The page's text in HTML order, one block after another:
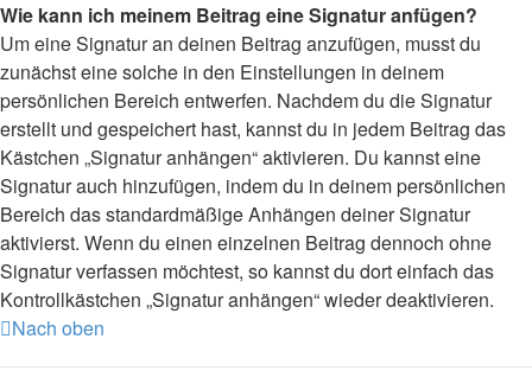
Wie kann ich meinem Beitrag eine Signatur anfügen?
Um eine Signatur an deinen Beitrag anzufügen, musst du
zunächst eine solche in den Einstellungen in deinem
persönlichen Bereich entwerfen. Nachdem du die Signatur
erstellt und gespeichert hast, kannst du in jedem Beitrag das
Kästchen „Signatur anhängen“ aktivieren. Du kannst eine
Signatur auch hinzufügen, indem du in deinem persönlichen
Bereich das standardmäßige Anhängen deiner Signatur
aktivierst. Wenn du einen einzelnen Beitrag dennoch ohne
Signatur verfassen möchtest, so kannst du dort einfach das
Kontrollkästchen „Signatur anhängen“ wieder deaktivieren.
Nach oben